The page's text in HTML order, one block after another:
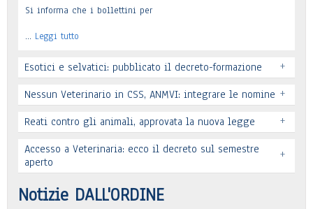
Si informa che i bollettini per
… Leggi tutto
Esotici e selvatici: pubblicato il decreto-formazione +
Leggi tutto
Nessun Veterinario in CSS, ANMVI: integrare le nomine +
Leggi tutto
Reati contro gli animali, approvata la nuova legge +
Leggi tutto
Accesso a Veterinaria: ecco il decreto sul semestre
aperto
+
Notizie DALL'ORDINE